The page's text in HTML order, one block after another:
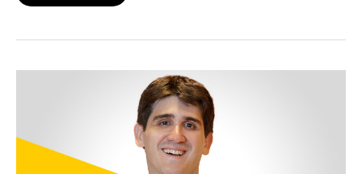
Passado,
jornada
de